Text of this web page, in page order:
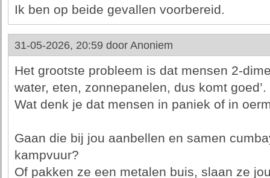
Ik ben op beide gevallen voorbereid.
31-05-2026, 20:59 door Anoniem
Het grootste probleem is dat mensen 2-
water, eten, zonnepanelen, dus komt goed’.
Wat denk je dat mensen in paniek of in
Gaan die bij jou aanbellen en samen
kampvuur?
Of pakken ze een metalen buis, slaan ze